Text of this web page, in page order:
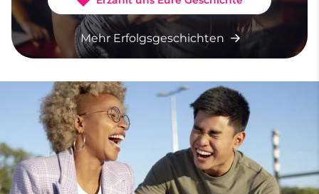
Mehr Erfolgsgeschichten